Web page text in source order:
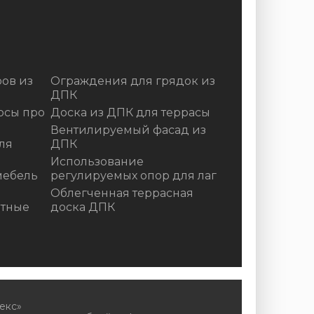
из
про
Ограждения для грядок из
ДПК
Доска из ДПК для террасы
Вентилируемый фасад из
ДПК
Использование
регулируемых опор для лаг
Облегченная террасная
доска ДПК